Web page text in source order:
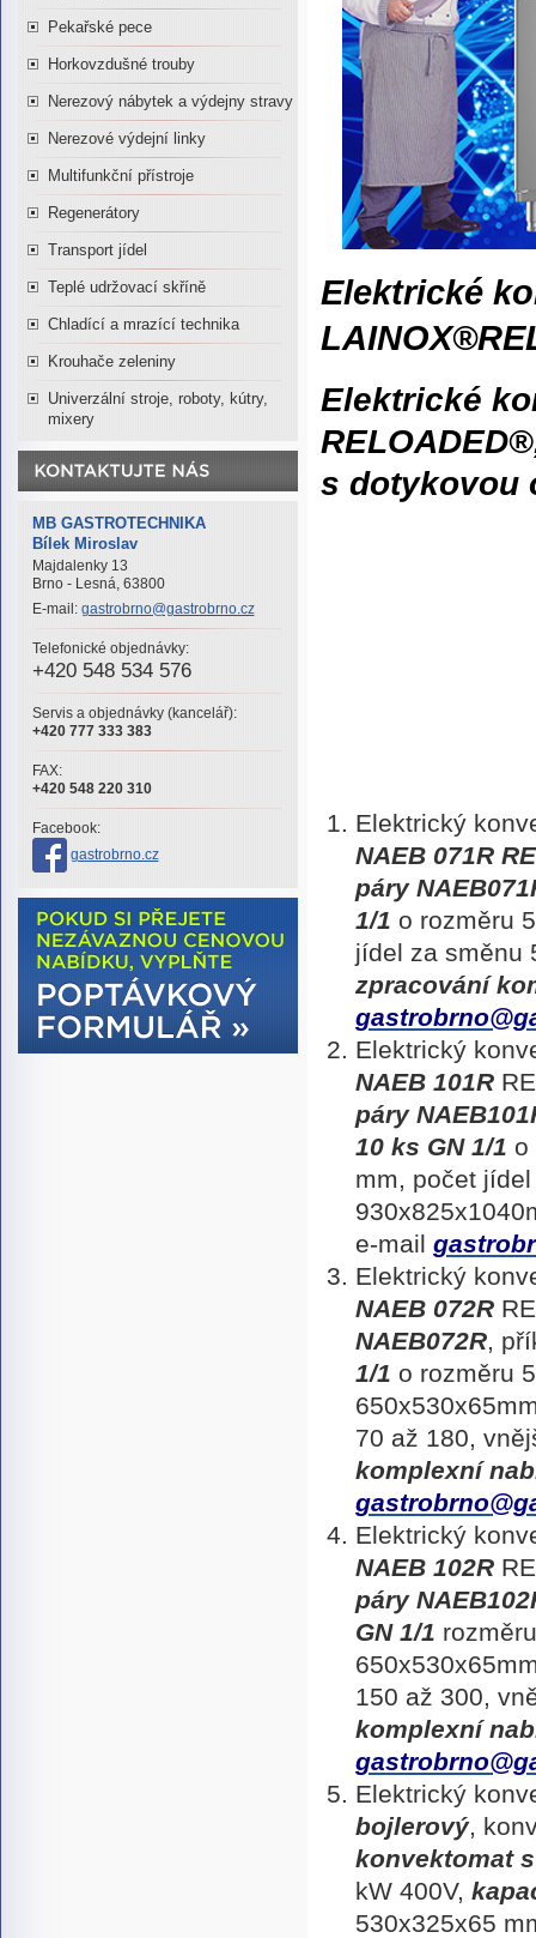
Pekařské pece
Horkovzdušné trouby
Nerezový nábytek a výdejny stravy
Nerezové výdejní linky
Multifunkční přístroje
Regenerátory
Transport jídel
Teplé udržovací skříně
Chladící a mrazící technika
Krouhače zeleniny
Univerzální stroje, roboty, kútry,
mixery
MB GASTROTECHNIKA
Bílek Miroslav
Majdalenky 13
Brno - Lesná, 63800
E-mail: gastrobrno@gastrobrno.cz
Telefonické objednávky:
+420 548 534 576
Servis a objednávky (kancelář):
+420 777 333 383
FAX:
+420 548 220 310
Facebook:
gastrobrno.cz
Elektrické
Elektrické
s dotykovou
Elektrický
NAEB 071R
páry
1/1 o rozměru
jídel za směnu
zpracování
Elektrický
NAEB 101R
páry
10 ks GN 1/1 o
mm, počet
e-mail
Elektrický
NAEB 072R
NAEB072R,
1/1 o rozměru
70 až 180,
komplexní
Elektrický
NAEB 102R
páry
GN 1/1
150 až 300,
komplexní
Elektrický
bojlerový,
konvektomat s
kW 400V,
530x325x65